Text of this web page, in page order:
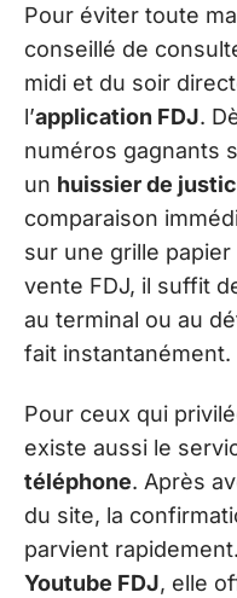
Pour éviter toute
conseillé de
midi et du soir
l’application FDJ.
numéros gagnants
un huissier de
comparaison
sur une grille
vente FDJ, il suffit
au terminal ou au
fait instantanément.
Pour ceux qui
existe aussi le
téléphone. Après
du site, la
parvient
Youtube FDJ, elle